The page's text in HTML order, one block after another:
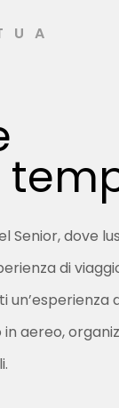
Senior, dove
di
aereo,